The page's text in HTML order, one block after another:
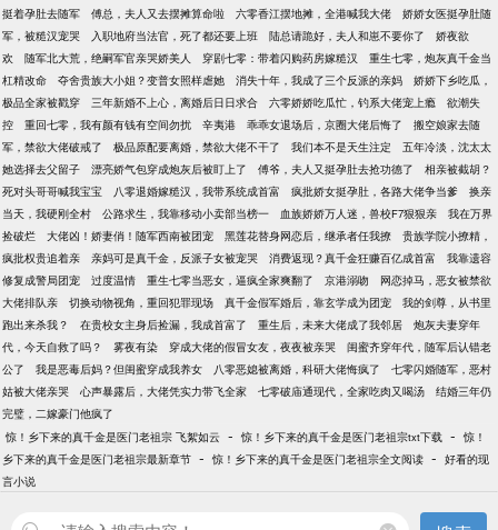
挺着孕肚去随军
傅总，夫人又去摆摊算命啦 六零香江摆地摊，全港喊我大佬
娇娇女医挺孕肚随
军，被糙汉宠哭
入职地府当法官，死了都还要上班 陆总请跪好，夫人和崽不要你了
娇夜欲
欢
随军北大荒，绝嗣军官亲哭娇美人 穿剧七零：带着闪购药房嫁糙汉
重生七零，炮灰真千金当
杠精改命
夺舍贵族大小姐？变普女照样虐她 消失十年，我成了三个反派的亲妈
娇娇下乡吃瓜，
极品全家被戳穿
三年新婚不上心，离婚后日日求合 六零娇娇吃瓜忙，钓系大佬宠上瘾
欲潮失
控
重回七零，我有颜有钱有空间勿扰 辛夷港 乖乖女退场后，京圈大佬后悔了
搬空娘家去随
军，禁欲大佬破戒了
极品原配要离婚，禁欲大佬不干了 我们本不是天生注定
五年冷淡，沈太太
她选择去父留子
漂亮娇气包穿成炮灰后被盯上了 傅爷，夫人又挺孕肚去抢功德了
相亲被截胡？
死对头哥哥喊我宝宝
八零退婚嫁糙汉，我带系统成首富 疯批娇女挺孕肚，各路大佬争当爹
换亲
当天，我硬刚全村
公路求生，我靠移动小卖部当榜一 血族娇娇万人迷，兽校F7狠狠亲
我在万界
捡破烂
大佬凶！娇妻俏！随军西南被团宠 黑莲花替身网恋后，继承者任我撩
贵族学院小撩精，
疯批权贵追着亲
亲妈可是真千金，反派子女被宠哭 消费返现？真千金狂赚百亿成首富
我靠遗容
修复成警局团宠
过度温情 重生七零当恶女，逼疯全家爽翻了 京港溺吻
网恋掉马，恶女被禁欲
大佬排队亲
切换动物视角，重回犯罪现场 真千金假军婚后，靠玄学成为团宠
我的剑尊，从书里
跑出来杀我？
在贵校女主身后捡漏，我成首富了 重生后，未来大佬成了我邻居
炮灰夫妻穿年
代，今天自救了吗？
雾夜有染 穿成大佬的假冒女友，夜夜被亲哭
闺蜜齐穿年代，随军后认错老
公了
我是恶毒后妈？但闺蜜穿成我养女 八零恶媳被离婚，科研大佬悔疯了
七零闪婚随军，恶村
姑被大佬亲哭
心声暴露后，大佬凭实力带飞全家 七零破庙通现代，全家吃肉又喝汤
结婚三年仍
完璧，二嫁豪门他疯了
惊！乡下来的真千金是医门老祖宗 飞絮如云 - 惊！乡下来的真千金是医门老祖宗txt下载 - 惊！
乡下来的真千金是医门老祖宗最新章节 - 惊！乡下来的真千金是医门老祖宗全文阅读 - 好看的现
言小说